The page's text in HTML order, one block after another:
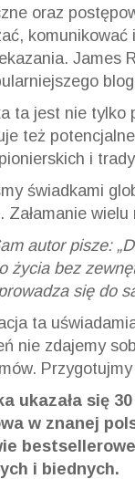
oraz
James
ta jest nie tylko
też
i
świadkami
Załamanie
autor pisze:
życia bez
się do
ta
nie zdajemy
ukazała się
w znanej
i biednych.